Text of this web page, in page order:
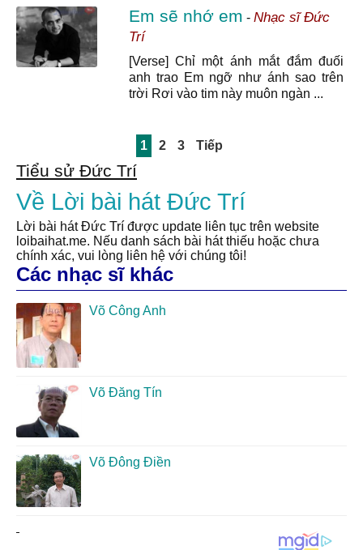
Em sẽ nhớ em - Nhạc sĩ Đức
Trí
[Verse] Chỉ một ánh mắt đắm đuối
anh trao Em ngỡ như ánh sao trên
trời Rơi vào tim này muôn ngàn ...
1 2 3 Tiếp
Tiểu sử Đức Trí
Về Lời bài hát Đức Trí
Lời bài hát Đức Trí được update liên tục trên website
loibaihat.me. Nếu danh sách bài hát thiếu hoặc chưa
chính xác, vui lòng liên hệ với chúng tôi!
Các nhạc sĩ khác
Võ Công Anh
Võ Đăng Tín
Võ Đông Điền